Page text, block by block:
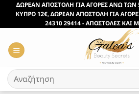
Μετάβαση
περιεχόμενο
ΔΩΡΕΑΝ ΑΠΟΣΤΟΛΗ ΓΙΑ ΑΓΟΡΕΣ ΑΝΩ ΤΩΝ
ΚΥΠΡΟ 12€, ΔΩΡΕΑΝ ΑΠΟΣΤΟΛΗ ΓΙΑ
24310 29414 - ΑΠΟΣΤΟΛΕΣ ΚΑΙ
Αναζήτηση
για: